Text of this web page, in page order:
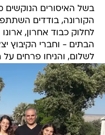
בשל האיסורים
הקורונה, בודדים
לחלוק כבוד אחרון, ארונו
הבתים - וחברי הקיבוץ
לשלום, והניחו פרחים